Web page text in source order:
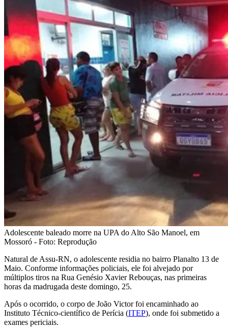
Adolescente baleado morre na UPA do Alto São Manoel, em
Mossoró - Foto: Reprodução
Natural de Assu-RN, o adolescente residia no bairro Planalto 13 de
Maio. Conforme informações policiais, ele foi alvejado por
múltiplos tiros na Rua Genésio Xavier Rebouças, nas primeiras
horas da madrugada deste domingo, 25.
Após o ocorrido, o corpo de João Victor foi encaminhado ao
Instituto Técnico-científico de Perícia (ITEP), onde foi submetido a
exames periciais.